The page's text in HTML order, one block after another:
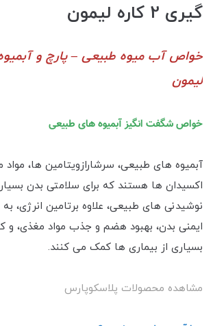
گیری 2 کاره لیمون
لیمون
خواص شگفت انگیز آبمیوه های طبیعی
آبمیوه های طبیعی، سرشارازویتامین ها،
اکسیدان ها هستند که برای سلامتی بدن
نوشیدنی های طبیعی، علاوه برتامین انرژی،
ایمنی بدن، بهبود هضم و جذب مواد مغذی، و
بسیاری از بیماری ها کمک می کنند.
مشاهده محصولات پلاسکوپارس